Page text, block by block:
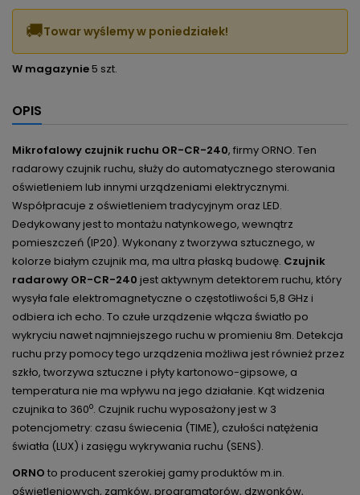
🚚Towar wyślemy w poniedziałek!
W magazynie5 szt.
OPIS
Mikrofalowy czujnik ruchu OR-CR-240, firmy ORNO. Ten
radarowy czujnik ruchu, służy do automatycznego sterowania
oświetleniem lub innymi urządzeniami elektrycznymi.
Współpracuje z oświetleniem tradycyjnym oraz LED.
Dedykowany jest to montażu natynkowego, wewnątrz
pomieszczeń (IP20). Wykonany z tworzywa sztucznego, w
kolorze białym czujnik ma, ma ultra płaską budowę. Czujnik
radarowy OR-CR-240 jest aktywnym detektorem ruchu, który
wysyła fale elektromagnetyczne o częstotliwości 5,8 GHz i
odbiera ich echo. To czułe urządzenie włącza światło po
wykryciu nawet najmniejszego ruchu w promieniu 8m. Detekcja
ruchu przy pomocy tego urządzenia możliwa jest również przez
szkło, tworzywa sztuczne i płyty kartonowo-gipsowe, a
temperatura nie ma wpływu na jego działanie. Kąt widzenia
czujnika to 360o. Czujnik ruchu wyposażony jest w 3
potencjometry: czasu świecenia (TIME), czułości natężenia
światła (LUX) i zasięgu wykrywania ruchu (SENS).
ORNO to producent szerokiej gamy produktów m.in.
oświetleniowych, zamków, programatorów, dzwonków,